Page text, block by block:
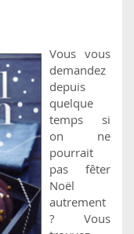
Vous vous
demandez
depuis
quelque
temps si
on ne
pourrait
pas fêter
Noël
autrement
? Vous